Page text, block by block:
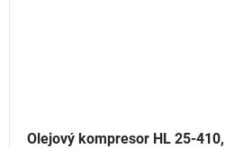
Olejový kompresor HL 25-